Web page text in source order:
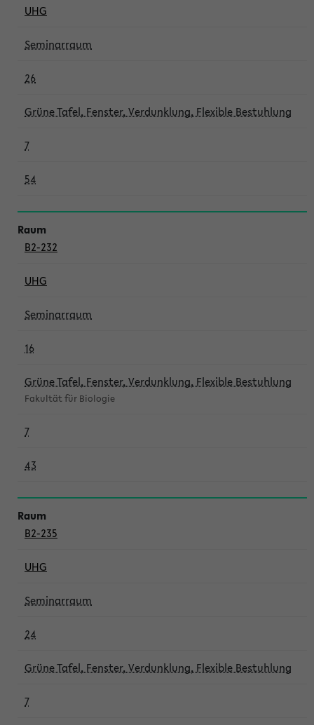
UHG
Seminarraum
26
Grüne Tafel, Fenster, Verdunklung, Flexible Bestuhlung
7
54
B2-232
UHG
Seminarraum
16
Grüne Tafel, Fenster, Verdunklung, Flexible Bestuhlung
Fakultät für Biologie
7
43
B2-235
UHG
Seminarraum
24
Grüne Tafel, Fenster, Verdunklung, Flexible Bestuhlung
7